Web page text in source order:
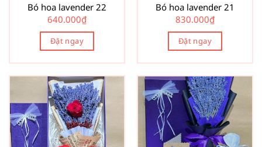
Bó hoa lavender 22
640.000₫
Đặt ngay
Bó hoa lavender 21
830.000₫
Đặt ngay